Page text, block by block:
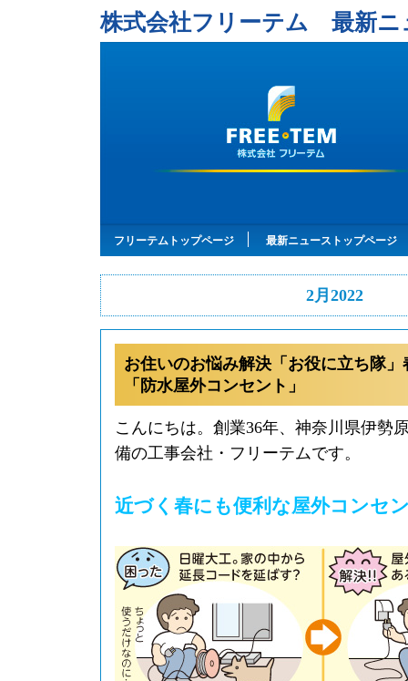
株式会社フリーテム 最新ニ
フリーテムトップページ 最新ニューストップページ
2月2022
お住いのお悩み解決「お役に立ち隊
「防水屋外コンセント」
こんにちは。創業36年、神奈川県伊勢
備の工事会社・フリーテムです。
近づく春にも便利な屋外コンセ